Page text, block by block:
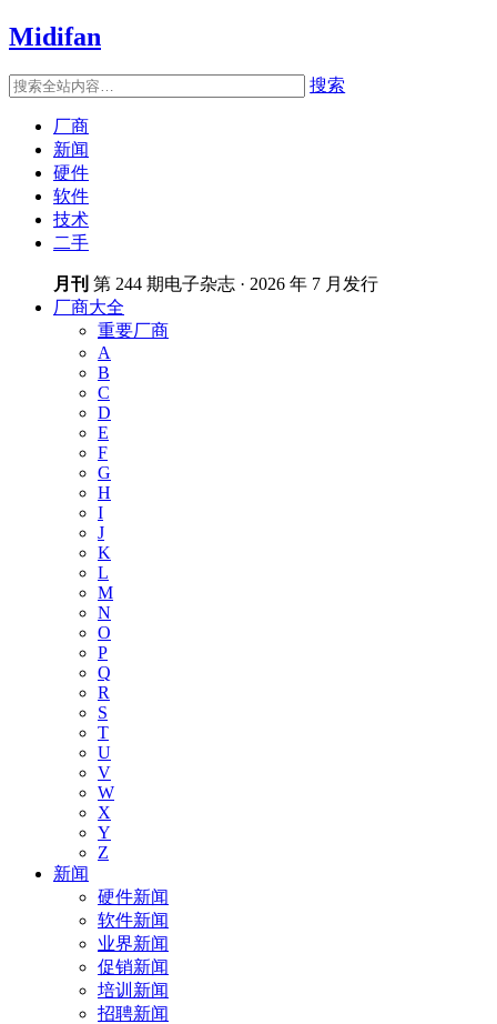
Midifan
搜索
厂商
新闻
硬件
软件
技术
二手
月刊 第 244 期电子杂志 · 2026 年 7 月发行
厂商大全
重要厂商
A
B
C
D
E
F
G
H
I
J
K
L
M
N
O
P
Q
R
S
T
U
V
W
X
Y
Z
新闻
硬件新闻
软件新闻
业界新闻
促销新闻
培训新闻
招聘新闻